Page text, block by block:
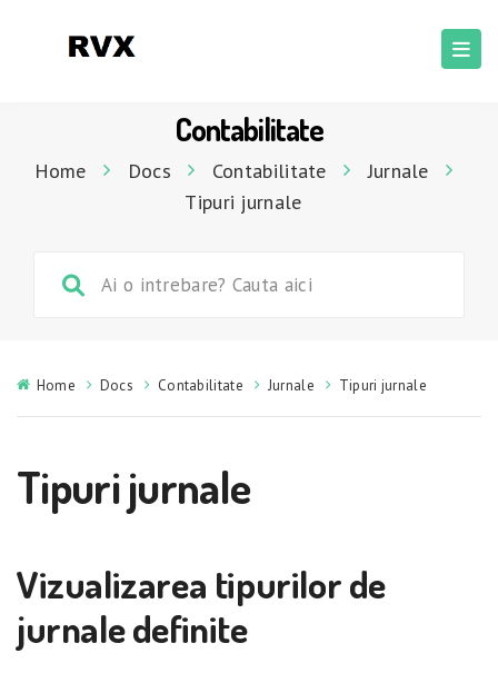
Contabilitate
Home Docs Contabilitate
Jurnale
Tipuri jurnale
Home Docs Contabilitate Jurnale Tipuri jurnale
Tipuri jurnale
Vizualizarea tipurilor de
jurnale definite